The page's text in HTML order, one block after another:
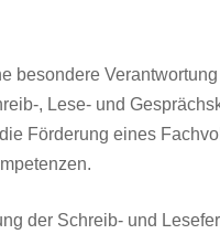
besondere
, Lese- und
Förderung eines
der Schreib- und